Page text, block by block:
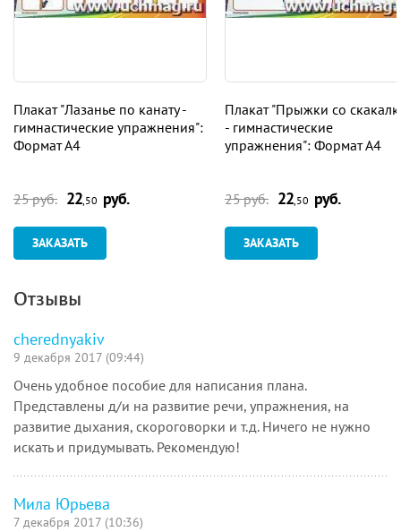
Плакат "Лазанье по канату -
гимнастические упражнения":
Формат А4
25 руб. 22,50 руб.
ЗАКАЗАТЬ
Плакат "Прыжки со
- гимнастические
упражнения": Формат А4
25 руб. 22,50 руб.
ЗАКАЗАТЬ
Отзывы
cherednyakiv
9 декабря 2017 (09:44)
Очень удобное пособие для написания плана.
Представлены д/и на развитие речи, упражнения, на
развитие дыхания, скороговорки и т.д. Ничего не нужно
искать и придумывать. Рекомендую!
Мила Юрьева
7 декабря 2017 (10:36)